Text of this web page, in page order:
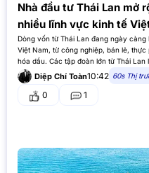
Nhà đầu tư Thái Lan mở
nhiều lĩnh vực kinh tế
Dòng vốn từ Thái Lan đang ngày
Việt Nam, từ công nghiệp, bán lẻ,
hóa dầu. Các tập đoàn lớn từ Thái
Diệp Chí Toàn10:42 60s Thị
0 1